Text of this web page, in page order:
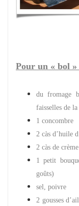
Pour un « bol
du fromage
faisselles de
1 concombre
2 càs d’huile
2 càs de
1 petit
goûts)
sel, poivre
2 gousses